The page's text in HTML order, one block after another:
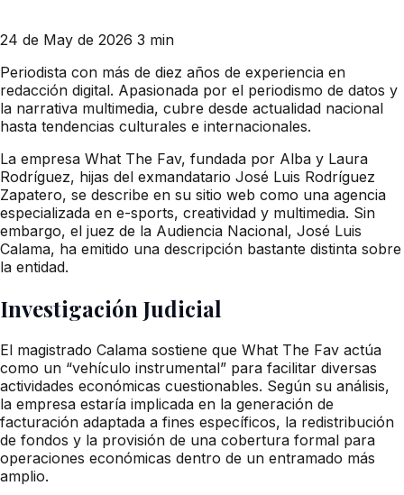
24 de May de 2026 3 min
Periodista con más de diez años de experiencia en
redacción digital. Apasionada por el periodismo de datos y
la narrativa multimedia, cubre desde actualidad nacional
hasta tendencias culturales e internacionales.
La empresa What The Fav, fundada por Alba y Laura
Rodríguez, hijas del exmandatario José Luis Rodríguez
Zapatero, se describe en su sitio web como una agencia
especializada en e-sports, creatividad y multimedia. Sin
embargo, el juez de la Audiencia Nacional, José Luis
Calama, ha emitido una descripción bastante distinta sobre
la entidad.
Investigación Judicial
El magistrado Calama sostiene que What The Fav actúa
como un “vehículo instrumental” para facilitar diversas
actividades económicas cuestionables. Según su análisis,
la empresa estaría implicada en la generación de
facturación adaptada a fines específicos, la redistribución
de fondos y la provisión de una cobertura formal para
operaciones económicas dentro de un entramado más
amplio.